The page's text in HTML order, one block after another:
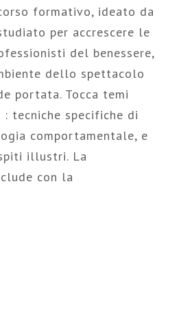
formativo, ideato da
per accrescere le
del benessere,
dello spettacolo
portata. Tocca temi
tecniche specifiche di
comportamentale, e
illustri. La
con la